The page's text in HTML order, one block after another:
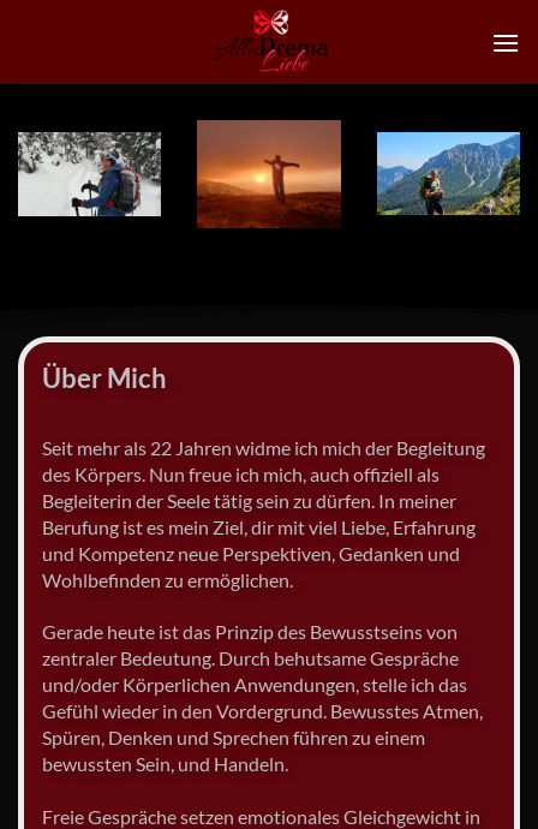
Über Mich
Seit mehr als 22 Jahren widme ich mich der Begleitung
des Körpers. Nun freue ich mich, auch offiziell als
Begleiterin der Seele tätig sein zu dürfen. In meiner
Berufung ist es mein Ziel, dir mit viel Liebe, Erfahrung
und Kompetenz neue Perspektiven, Gedanken und
Wohlbefinden zu ermöglichen.
Gerade heute ist das Prinzip des Bewusstseins von
zentraler Bedeutung. Durch behutsame Gespräche
und/oder Körperlichen Anwendungen, stelle ich das
Gefühl wieder in den Vordergrund. Bewusstes Atmen,
Spüren, Denken und Sprechen führen zu einem
bewussten Sein, und Handeln.
Freie Gespräche setzen emotionales Gleichgewicht in